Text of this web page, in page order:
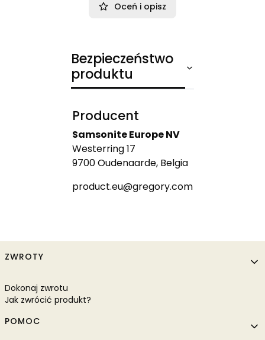
Oceń i opisz
Bezpieczeństwo
produktu
Producent
Samsonite Europe NV
Westerring 17
9700 Oudenaarde, Belgia
product.eu@gregory.com
Linki w stopce
ZWROTY
Dokonaj zwrotu
Jak zwrócić produkt?
POMOC